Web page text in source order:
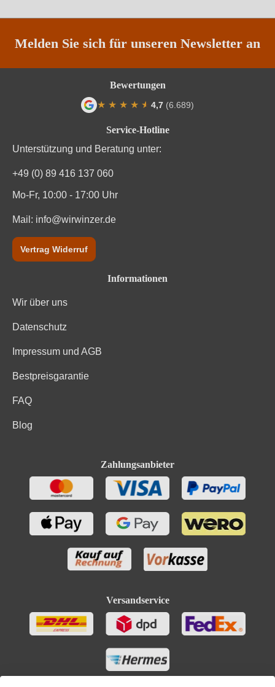
Melden Sie sich für unseren Newsletter an
Service-Hotline
Unterstützung und Beratung unter:
+49 (0) 89 416 137 060
Mo-Fr, 10:00 - 17:00 Uhr
Mail: info@wirwinzer.de
Vertrag Widerruf
Informationen
Wir über uns
Datenschutz
Impressum und AGB
Bestpreisgarantie
FAQ
Blog
Zahlungsanbieter
Versandservice
Bewertungen
★ ★ ★ ★ ★
★ 4,7 (6.689)